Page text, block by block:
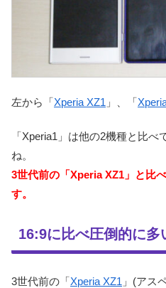
左から「Xperia XZ1 」、「
「Xperia1」は他の2機種と比
ね。
3世代前の「Xperia XZ1」と比
す。
16:9に比べ圧倒的に多
3世代前の「Xperia XZ1 」(アス